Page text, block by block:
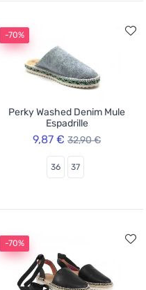
-70%
Perky Washed Denim Mule
Espadrille
9,87 € 32,90 €
36 37
-70%